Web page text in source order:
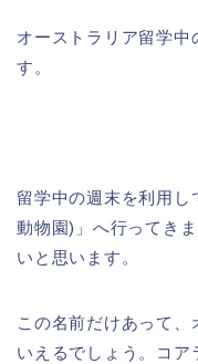
オーストラリア留学
す。
留学中の週末を利用
動物園)」へ行ってき
いと思います。
この名前だけあって、
いえるでしょう。コア